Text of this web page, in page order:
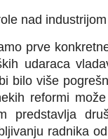
nad industrijom
prve
udaraca
bilo više
reformi
predstavlja
radnika